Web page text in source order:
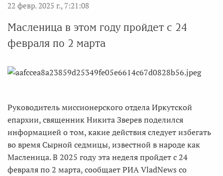
22 февр. 2025 г., 7:21:08
Масленица в этом году пройдет с 24
февраля по 2 марта
Руководитель миссионерского отдела Иркутской
епархии, священник Никита Зверев поделился
информацией о том, какие действия следует избегать
во время Сырной седмицы, известной в народе как
Масленица. В 2025 году эта неделя пройдет с 24
февраля по 2 марта, сообщает РИА VladNews со